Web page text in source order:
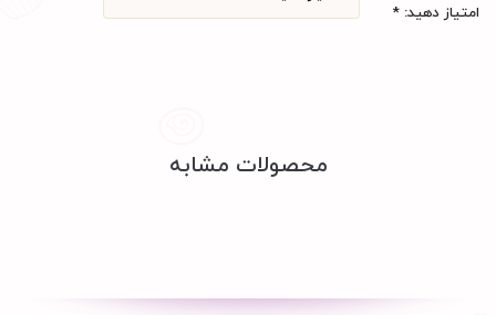
امتیاز دهید: *
محصولات مشابه